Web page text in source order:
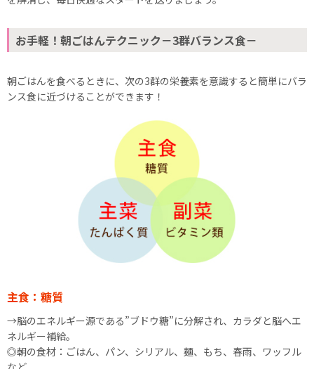
お手軽！朝ごはんテクニック－3群バランス食－
朝ごはんを食べるときに、次の3群の栄養素を意識すると簡単にバラ
ンス食に近づけることができます！
主食：糖質
→脳のエネルギー源である”ブドウ糖”に分解され、カラダと脳へエ
ネルギー補給。
◎朝の食材：ごはん、パン、シリアル、麺、もち、春雨、ワッフル